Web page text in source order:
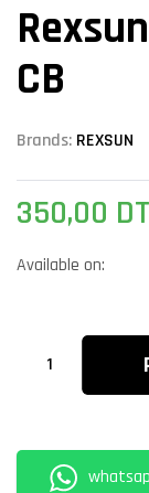
CB
Brands: REXSUN
350,00 DT
Available on: